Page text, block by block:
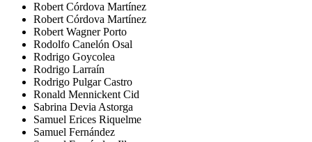
Robert Córdova Martínez
Robert Córdova Martínez
Robert Wagner Porto
Rodolfo Canelón Osal
Rodrigo Goycolea
Rodrigo Larraín
Rodrigo Pulgar Castro
Ronald Mennickent Cid
Sabrina Devia Astorga
Samuel Erices Riquelme
Samuel Fernández